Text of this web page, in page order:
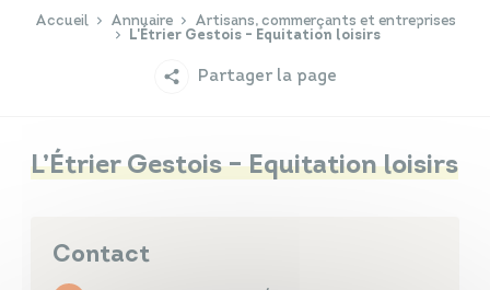
Accueil Annuaire
Artisans, commerçants et entreprises
L'Étrier Gestois - Equitation loisirs
Partager la page
L’Étrier Gestois – Equitation loisirs
Contact
Annuaires